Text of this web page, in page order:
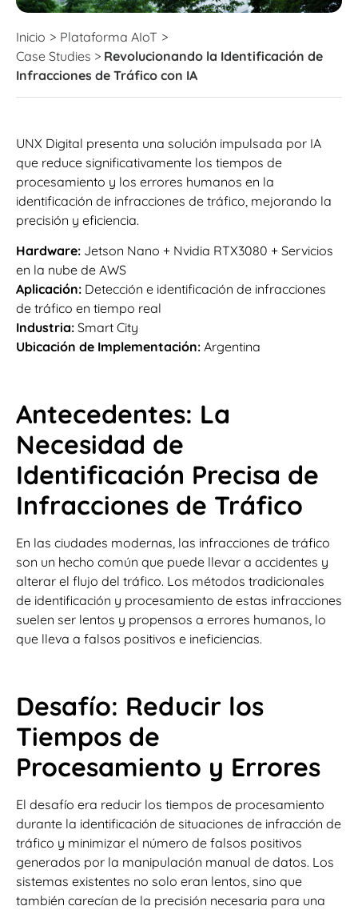
Inicio > Plataforma AIoT >
Case Studies > Revolucionando la Identificación de
Infracciones de Tráfico con IA
UNX Digital presenta una solución impulsada por IA
que reduce significativamente los tiempos de
procesamiento y los errores humanos en la
identificación de infracciones de tráfico, mejorando la
precisión y eficiencia.
Hardware: Jetson Nano + Nvidia RTX3080 + Servicios
en la nube de AWS
Aplicación: Detección e identificación de infracciones
de tráfico en tiempo real
Industria: Smart City
Ubicación de Implementación: Argentina
Antecedentes: La
Necesidad de
Identificación Precisa de
Infracciones de Tráfico
En las ciudades modernas, las infracciones de tráfico
son un hecho común que puede llevar a accidentes y
alterar el flujo del tráfico. Los métodos tradicionales
de identificación y procesamiento de estas infracciones
suelen ser lentos y propensos a errores humanos, lo
que lleva a falsos positivos e ineficiencias.
Desafío: Reducir los
Tiempos de
Procesamiento y Errores
El desafío era reducir los tiempos de procesamiento
durante la identificación de situaciones de infracción de
tráfico y minimizar el número de falsos positivos
generados por la manipulación manual de datos. Los
sistemas existentes no solo eran lentos, sino que
también carecían de la precisión necesaria para una